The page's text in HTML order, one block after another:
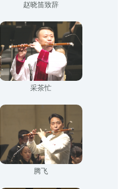
赵晓笛致辞
采茶忙
腾飞